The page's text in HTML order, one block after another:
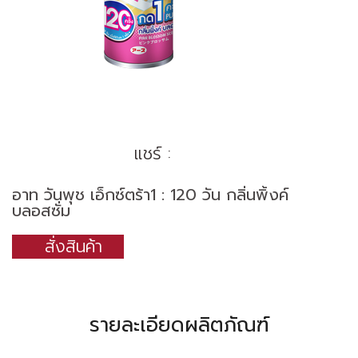
แชร์ :
อาท วันพุช เอ็กซ์ตร้า1 : 120 วัน กลิ่นพิ้งค์
บลอสซั่ม
สั่งสินค้า
รายละเอียดผลิตภัณฑ์